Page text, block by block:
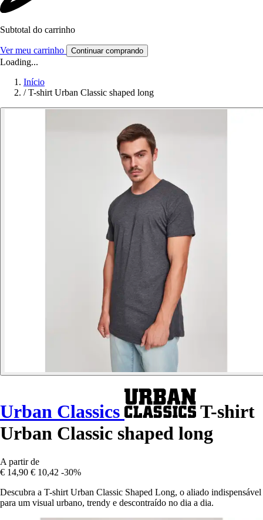
Subtotal do carrinho
Ver meu carrinho Continuar comprando
Loading...
Início
/ T-shirt Urban Classic shaped long
Urban Classics
T-shirt
Urban Classic shaped long
A partir de
€ 14,90 € 10,42 -30%
Descubra a T-shirt Urban Classic Shaped Long, o aliado indispensável
para um visual urbano, trendy e descontraído no dia a dia.